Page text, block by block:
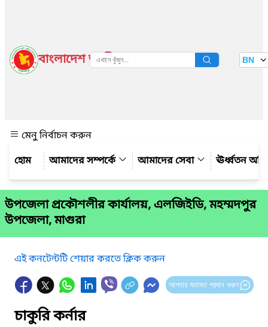
বাংলাদেশ জাতীয় তথ্য বাতায়ন BN
মেনু নির্বাচন করুন
আমাদের সম্পর্কে
আমাদের সেবা ঊর্ধ্বতন
উপজেলা প্রকৌশলীর কার্যালয়, এলজিইডি, মহম্মদপুর
উপজেলা, মাগুরা
এই কনটেন্টটি শেয়ার করতে ক্লিক করুন
আপনার মতামত প্রদান করুন
চাকুরি কর্নার